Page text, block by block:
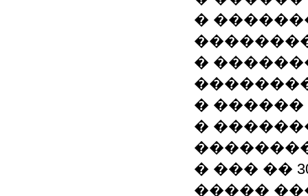
�
�
�
�
� ��� ��
�����